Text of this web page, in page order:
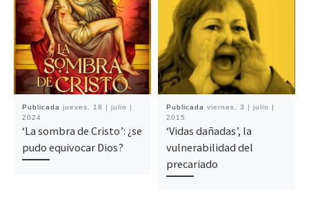
Publicada jueves, 18 | julio |
2024
‘La sombra de Cristo’: ¿se
pudo equivocar Dios?
Publicada viernes, 3 | julio |
2015
‘Vidas dañadas’, la
vulnerabilidad del
precariado